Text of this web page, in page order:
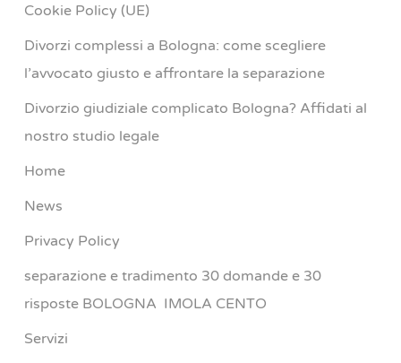
Cookie Policy (UE)
Divorzi complessi a Bologna: come scegliere
l’avvocato giusto e affrontare la separazione
Divorzio giudiziale complicato Bologna? Affidati al
nostro studio legale
Home
News
Privacy Policy
separazione e tradimento 30 domande e 30
risposte BOLOGNA IMOLA CENTO
Servizi